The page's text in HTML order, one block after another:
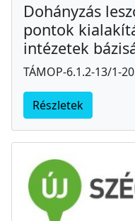
Dohányzás
pontok
intézetek
TÁMOP-6.1.2-13/1-
Részletek